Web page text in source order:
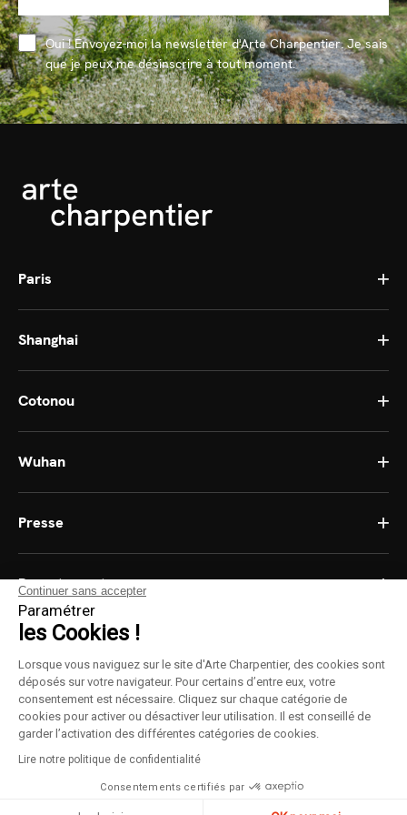
Oui ! Envoyez-moi la newsletter d'Arte Charpentier. Je sais
que je peux me désinscrire à tout moment.
Paris
Shanghai
Cotonou
Wuhan
Presse
Recrutement
Cookies
Mentions légales
Continuer sans accepter
Paramétrer
les Cookies !
Lorsque vous naviguez sur le site d'Arte Charpentier, des cookies sont
déposés sur votre navigateur. Pour certains d’entre eux, votre
consentement est nécessaire. Cliquez sur chaque catégorie de
cookies pour activer ou désactiver leur utilisation. Il est conseillé de
garder l’activation des différentes catégories de cookies.
Lire notre politique de confidentialité
Consentements certifiés par